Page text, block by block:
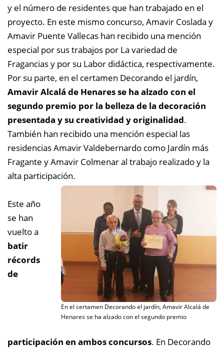
y el número de residentes que han trabajado en el
proyecto. En este mismo concurso, Amavir Coslada y
Amavir Puente Vallecas han recibido una mención
especial por sus trabajos por La variedad de
Fragancias y por su Labor didáctica, respectivamente.
Por su parte, en el certamen Decorando el jardín,
Amavir Alcalá de Henares se ha alzado con el
segundo premio por la belleza de la decoración
presentada y su creatividad y originalidad.
También han recibido una mención especial las
residencias Amavir Valdebernardo como Jardín más
Fragante y Amavir Colmenar al trabajo realizado y la
alta participación.
En el certamen Decorando el jardín, Amavir Alcalá de
Henares se ha alzado con el segundo premio
Este año
se han
vuelto a
batir
récords
de
participación en ambos concursos. En Decorando